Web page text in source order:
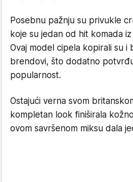
Posebnu pažnju su privukle
koje su jedan od hit komada
Ovaj model cipela kopirali su i
brendovi, što dodatno
popularnost.
Ostajući verna svom
kompletan look finiširala
ovom savršenom miksu dala